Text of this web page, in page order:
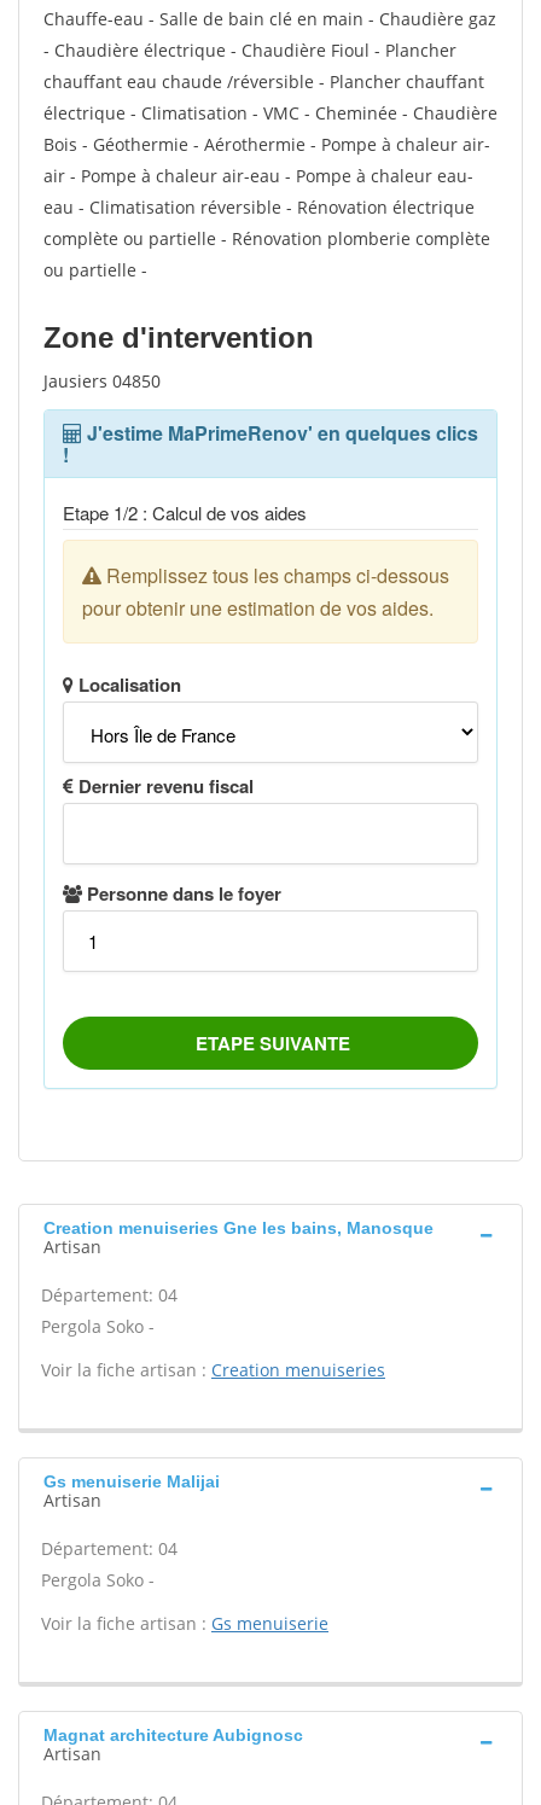
Chauffe-eau - Salle de bain clé en main - Chaudière gaz
- Chaudière électrique - Chaudière Fioul - Plancher
chauffant eau chaude /réversible - Plancher chauffant
électrique - Climatisation - VMC - Cheminée - Chaudière
Bois - Géothermie - Aérothermie - Pompe à chaleur air-
air - Pompe à chaleur air-eau - Pompe à chaleur eau-
eau - Climatisation réversible - Rénovation électrique
complète ou partielle - Rénovation plomberie complète
ou partielle -
Zone d'intervention
Jausiers 04850
Creation menuiseries Gne les bains, Manosque
Artisan
Département: 04
Pergola Soko -
Voir la fiche artisan : Creation menuiseries
Gs menuiserie Malijai
Artisan
Département: 04
Pergola Soko -
Voir la fiche artisan : Gs menuiserie
Magnat architecture Aubignosc
Artisan